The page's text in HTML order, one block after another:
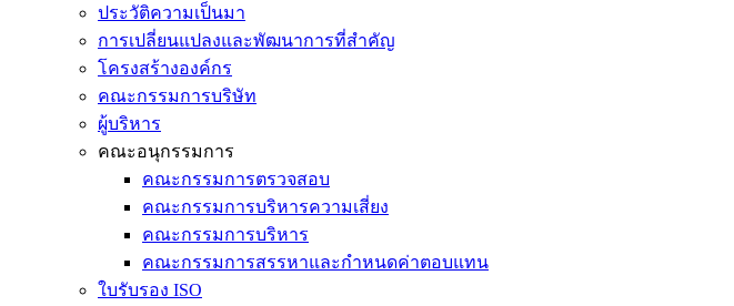
ประวัติความเป็นมา
การเปลี่ยนแปลงและพัฒนาการที่สำคัญ
โครงสร้างองค์กร
คณะกรรมการบริษัท
ผู้บริหาร
คณะอนุกรรมการ
คณะกรรมการตรวจสอบ
คณะกรรมการบริหารความเสี่ยง
คณะกรรมการบริหาร
คณะกรรมการสรรหาและกำหนดค่าตอบแทน
ใบรับรอง ISO